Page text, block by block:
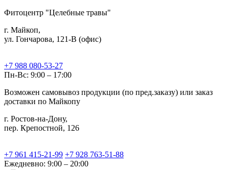
Фитоцентр "Целебные травы"
г. Майкоп,
ул. Гончарова, 121-В (офис)
+7 988 080-53-27
Пн-Вс: 9:00 – 17:00
Возможен самовывоз продукции (по пред.заказу) или заказ
доставки по Майкопу
г. Ростов-на-Дону,
пер. Крепостной, 126
+7 961 415-21-99 +7 928 763-51-88
Ежедневно: 9:00 – 20:00